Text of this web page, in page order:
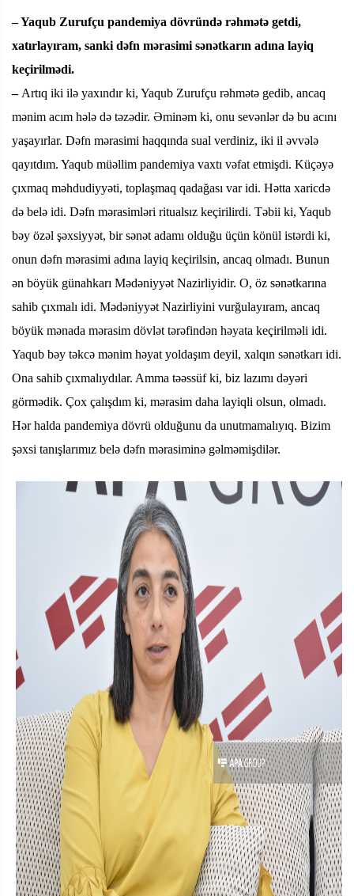
– Yaqub Zurufçu pandemiya dövründə rəhmətə getdi,
xatırlayıram, sanki dəfn mərasimi sənətkarın adına layiq
keçirilmədi.
– Artıq iki ilə yaxındır ki, Yaqub Zurufçu rəhmətə gedib, ancaq
mənim acım hələ də təzədir. Əminəm ki, onu sevənlər də bu acını
yaşayırlar. Dəfn mərasimi haqqında sual verdiniz, iki il əvvələ
qayıtdım. Yaqub müəllim pandemiya vaxtı vəfat etmişdi. Küçəyə
çıxmaq məhdudiyyəti, toplaşmaq qadağası var idi. Hətta xaricdə
də belə idi. Dəfn mərasimləri ritualsız keçirilirdi. Təbii ki, Yaqub
bəy özəl şəxsiyyət, bir sənət adamı olduğu üçün könül istərdi ki,
onun dəfn mərasimi adına layiq keçirilsin, ancaq olmadı. Bunun
ən böyük günahkarı Mədəniyyət Nazirliyidir. O, öz sənətkarına
sahib çıxmalı idi. Mədəniyyət Nazirliyini vurğulayıram, ancaq
böyük mənada mərasim dövlət tərəfindən həyata keçirilməli idi.
Yaqub bəy təkcə mənim həyat yoldaşım deyil, xalqın sənətkarı idi.
Ona sahib çıxmalıydılar. Amma təəssüf ki, biz lazımı dəyəri
görmədik. Çox çalışdım ki, mərasim daha layiqli olsun, olmadı.
Hər halda pandemiya dövrü olduğunu da unutmamalıyıq. Bizim
şəxsi tanışlarımız belə dəfn mərasiminə gəlməmişdilər.